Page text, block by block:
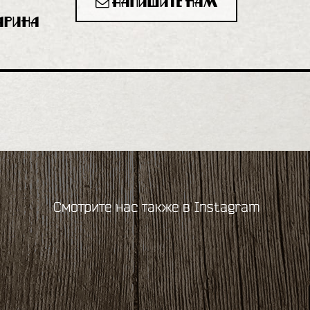
Смотрите нас также в Instagram